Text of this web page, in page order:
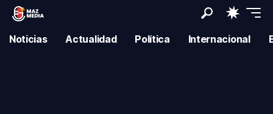
Noticias Actualidad Política Internacional